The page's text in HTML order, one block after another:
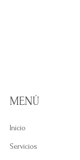
MENÚ
Inicio
Servicios